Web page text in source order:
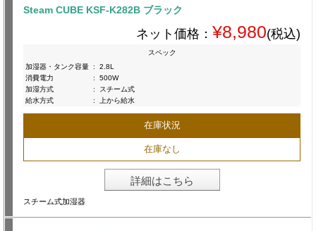
Steam CUBE KSF-K282B ブラック
ネット価格： ¥8,980(税込)
スペック
加湿器・タンク容量 :
2.8L
消費電力
:
500W
加湿方式
:
スチーム式
給水方式
: 上から給水
在庫状況
在庫なし
詳細はこちら
スチーム式加湿器